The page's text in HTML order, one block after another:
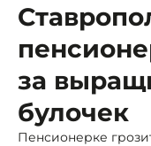
за
булочек
Пенсионерке